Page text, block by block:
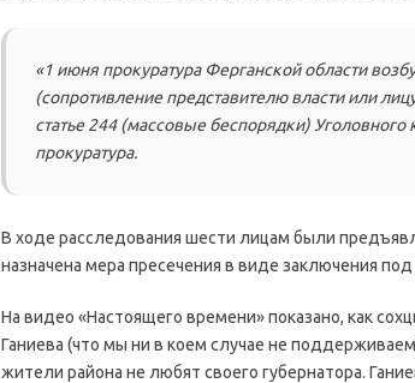
«1 июня прокуратура Ферганской области
(сопротивление представителю власти или
статье 244 (массовые беспорядки)
прокуратура.
В ходе расследования шести лицам были
назначена мера пресечения в виде заключения
На видео «Настоящего времени» показано, как
Ганиева (что мы ни в коем случае не
жители района не любят своего губернатора.